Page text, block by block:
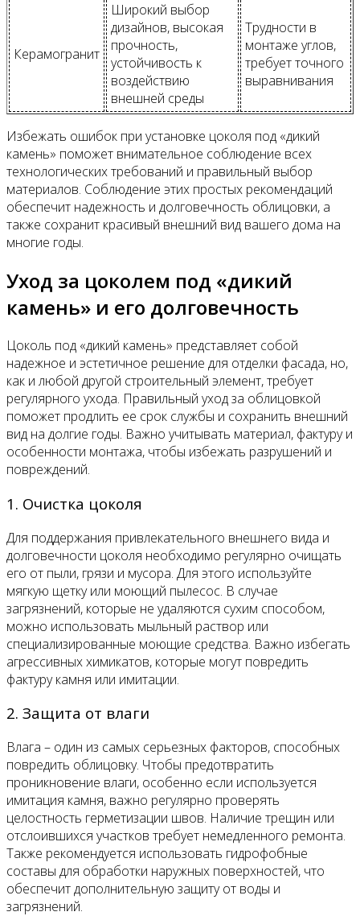
Керамогранит
Широкий выбор
дизайнов, высокая
прочность,
устойчивость к
воздействию
внешней среды
Трудности в
монтаже углов,
требует точного
выравнивания
Избежать ошибок при установке цоколя под «дикий
камень» поможет внимательное соблюдение всех
технологических требований и правильный выбор
материалов. Соблюдение этих простых рекомендаций
обеспечит надежность и долговечность облицовки, а
также сохранит красивый внешний вид вашего дома на
многие годы.
Уход за цоколем под «дикий
камень» и его долговечность
Цоколь под «дикий камень» представляет собой
надежное и эстетичное решение для отделки фасада, но,
как и любой другой строительный элемент, требует
регулярного ухода. Правильный уход за облицовкой
поможет продлить ее срок службы и сохранить внешний
вид на долгие годы. Важно учитывать материал, фактуру и
особенности монтажа, чтобы избежать разрушений и
повреждений.
1. Очистка цоколя
Для поддержания привлекательного внешнего вида и
долговечности цоколя необходимо регулярно очищать
его от пыли, грязи и мусора. Для этого используйте
мягкую щетку или моющий пылесос. В случае
загрязнений, которые не удаляются сухим способом,
можно использовать мыльный раствор или
специализированные моющие средства. Важно избегать
агрессивных химикатов, которые могут повредить
фактуру камня или имитации.
2. Защита от влаги
Влага – один из самых серьезных факторов, способных
повредить облицовку. Чтобы предотвратить
проникновение влаги, особенно если используется
имитация камня, важно регулярно проверять
целостность герметизации швов. Наличие трещин или
отслоившихся участков требует немедленного ремонта.
Также рекомендуется использовать гидрофобные
составы для обработки наружных поверхностей, что
обеспечит дополнительную защиту от воды и
загрязнений.